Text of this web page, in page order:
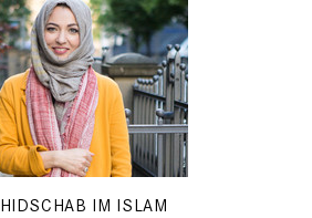
HIDSCHAB IM ISLAM